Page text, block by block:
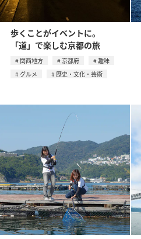
歩くことがイベントに。
「道」で楽しむ京都の旅
関西地方 京都府
趣味
グルメ
歴史・文化・芸術